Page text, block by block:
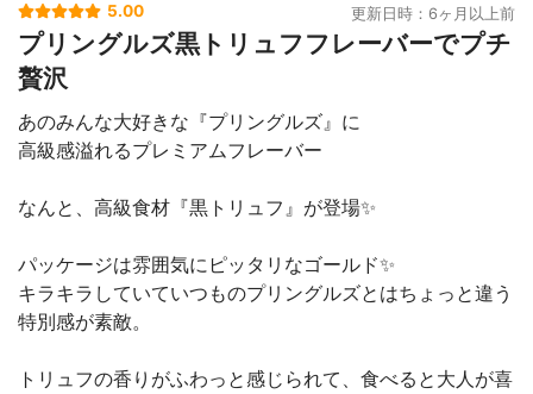
5.00 更新日時：6ヶ月以上前
プリングルズ黒トリュフフレーバーでプチ
贅沢
あのみんな大好きな『プリングルズ』に
高級感溢れるプレミアムフレーバー
なんと、高級食材『黒トリュフ』が登場✨
パッケージは雰囲気にピッタリなゴールド✨
キラキラしていていつものプリングルズとはちょっと違う
特別感が素敵。
トリュフの香りがふわっと感じられて、食べると大人が喜